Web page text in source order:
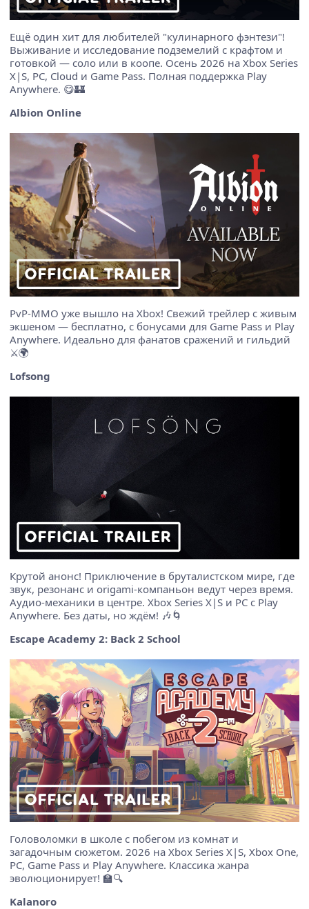
Ещё один хит для любителей "кулинарного фэнтези"!
Выживание и исследование подземелий с крафтом и
готовкой — соло или в коопе. Осень 2026 на Xbox Series
X|S, PC, Cloud и Game Pass. Полная поддержка Play
Anywhere. 😋🏰
Albion Online
PvP-MMO уже вышло на Xbox! Свежий трейлер с живым
экшеном — бесплатно, с бонусами для Game Pass и Play
Anywhere. Идеально для фанатов сражений и гильдий
⚔️🌍
Lofsong
Крутой анонс! Приключение в бруталистском мире, где
звук, резонанс и origami-компаньон ведут через время.
Аудио-механики в центре. Xbox Series X|S и PC с Play
Anywhere. Без даты, но ждём! 🎶🌀
Escape Academy 2: Back 2 School
Головоломки в школе с побегом из комнат и
загадочным сюжетом. 2026 на Xbox Series X|S, Xbox One,
PC, Game Pass и Play Anywhere. Классика жанра
эволюционирует! 🏫🔍
Kalanoro